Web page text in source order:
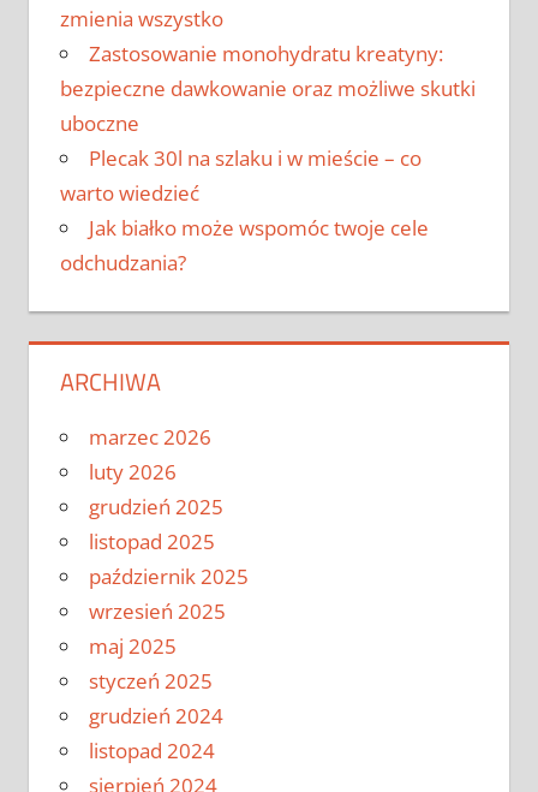
zmienia wszystko
Zastosowanie monohydratu kreatyny:
bezpieczne dawkowanie oraz możliwe skutki
uboczne
Plecak 30l na szlaku i w mieście – co
warto wiedzieć
Jak białko może wspomóc twoje cele
odchudzania?
ARCHIWA
marzec 2026
luty 2026
grudzień 2025
listopad 2025
październik 2025
wrzesień 2025
maj 2025
styczeń 2025
grudzień 2024
listopad 2024
sierpień 2024